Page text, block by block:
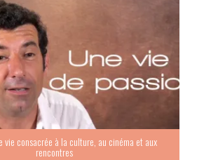
vie consacrée à la culture, au cinéma et aux
rencontres